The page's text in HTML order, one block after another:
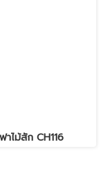
าไม้สัก CH116